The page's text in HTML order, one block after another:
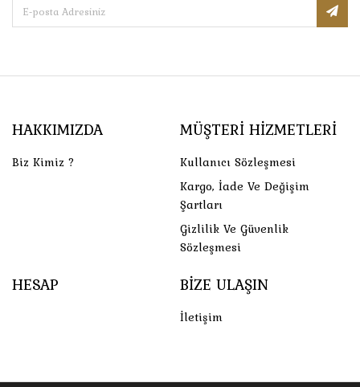
HAKKIMIZDA
Biz Kimiz ?
MÜŞTERI HIZMETLERI
Kullanıcı Sözleşmesi
Kargo, İade Ve Değişim
Şartları
Gizlilik Ve Güvenlik
Sözleşmesi
HESAP BIZE ULAŞIN
İletişim